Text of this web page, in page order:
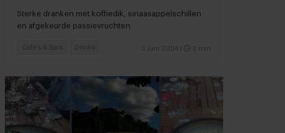
Sterke dranken met koffiedik, sinaasappelschillen
en afgekeurde passievruchten
3 juni 2024 3 min
Café's & Bars Drinks